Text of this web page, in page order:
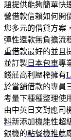
題提供能夠簡單快
營借款信賴如何開
您多元的借貸方案
彈性還款無負擔流
重借款最好的並且
並訂製 日本包車專
錢莊高利壓榨擁有
於當舖借款的專員
考量下種種整理使
由中英日文對應司
料新添加機能性超
銀機的點餐機推薦